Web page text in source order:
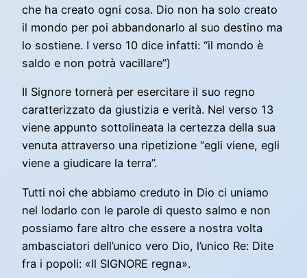
che ha creato ogni cosa. Dio non ha solo creato
il mondo per poi abbandonarlo al suo destino ma
lo sostiene. I verso 10 dice infatti: “il mondo è
saldo e non potrà vacillare”)
Il Signore tornerà per esercitare il suo regno
caratterizzato da giustizia e verità. Nel verso 13
viene appunto sottolineata la certezza della sua
venuta attraverso una ripetizione “egli viene, egli
viene a giudicare la terra”.
Tutti noi che abbiamo creduto in Dio ci uniamo
nel lodarlo con le parole di questo salmo e non
possiamo fare altro che essere a nostra volta
ambasciatori dell’unico vero Dio, l’unico Re: Dite
fra i popoli: «Il SIGNORE regna».